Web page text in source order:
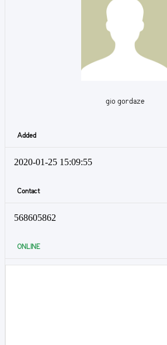
gio gordaze
Added
2020-01-25 15:09:55
Contact
568605862
ONLINE